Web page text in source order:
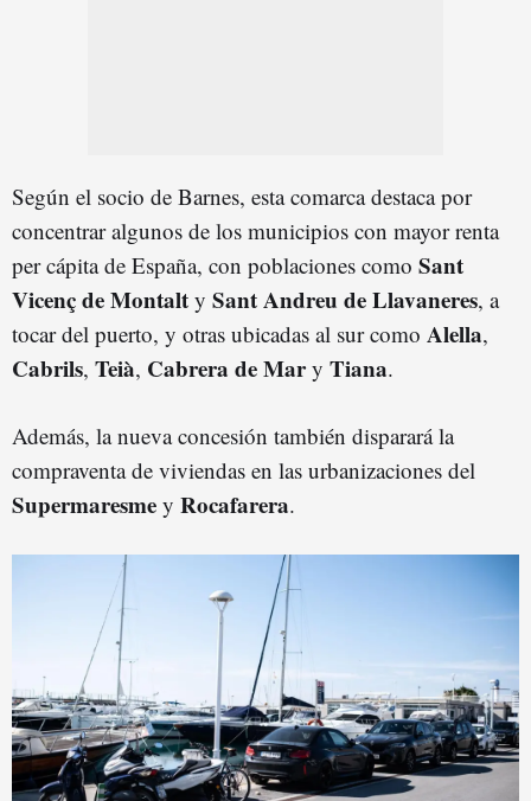
Según el socio de Barnes, esta comarca destaca por
concentrar algunos de los municipios con mayor renta
per cápita de España, con poblaciones como Sant
Vicenç de Montalt y Sant Andreu de Llavaneres, a
tocar del puerto, y otras ubicadas al sur como Alella,
Cabrils, Teià, Cabrera de Mary Tiana.
Además, la nueva concesión también disparará la
compraventa de viviendas en las urbanizaciones del
Supermaresme y Rocafarera.